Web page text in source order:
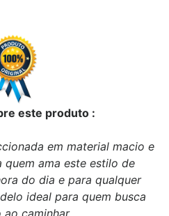
este produto :
em material macio e
quem ama este estilo de
do dia e para qualquer
ideal para quem busca